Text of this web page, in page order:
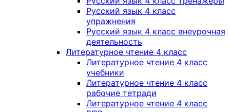
Русский язык 4 класс
упражнения
Русский язык 4 класс внеурочная
деятельность
Литературное чтение 4 класс
Литературное чтение 4 класс
учебники
Литературное чтение 4 класс
рабочие тетради
Литературное чтение 4 класс